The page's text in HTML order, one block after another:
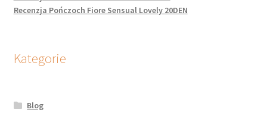
Recenzja Pończoch Fiore Sensual Lovely 20DEN
Kategorie
Blog